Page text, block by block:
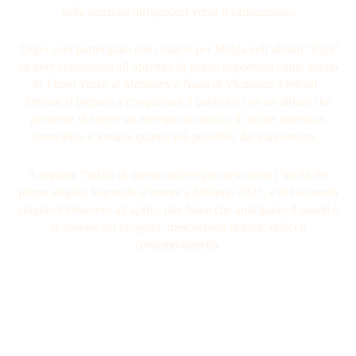
della canzone dirigendosi verso il cantautorato.
Dopo aver partecipato alle chitarre per Melga nell’album “Figli”
ed aver collaborato all’apertura di palchi importanti come quello
di Thom Yorke al Medimex e Nada al Vicinanze Festival ,
Deimai si prepara a conquistare il pubblico con un album che
promette di essere un esempio di musica d’autore autentica,
innovativa e lontana quanto più possibile dal mainstream.
A segnare l’inizio di questo nuovo percorso sono l’uscita del
primo singolo Stornello d’amore a febbraio 2025, e del secondo
singolo Primavera ad aprile, due brani che anticipano il sound e
la visione del progetto, mescolando ricerca, radici e
contemporaneità.